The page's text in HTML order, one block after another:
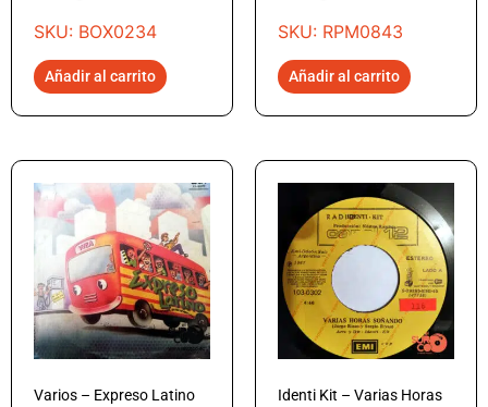
SKU: BOX0234
Añadir al carrito
SKU: RPM0843
Añadir al carrito
Varios – Expreso Latino
Identi Kit – Varias Horas